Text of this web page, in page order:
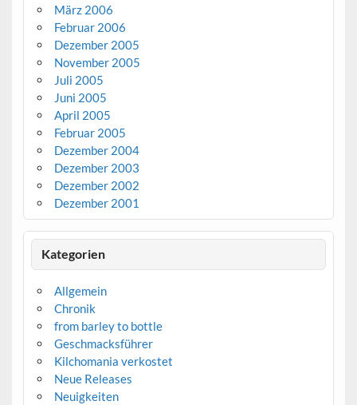
März 2006
Februar 2006
Dezember 2005
November 2005
Juli 2005
Juni 2005
April 2005
Februar 2005
Dezember 2004
Dezember 2003
Dezember 2002
Dezember 2001
Kategorien
Allgemein
Chronik
from barley to bottle
Geschmacksführer
Kilchomania verkostet
Neue Releases
Neuigkeiten